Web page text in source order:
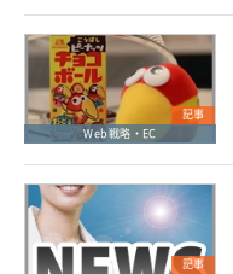
記事
Web戦略・EC
記事